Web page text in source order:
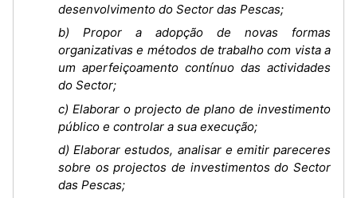
desenvolvimento do Sector das Pescas;
b) Propor a adopção de novas formas
organizativas e métodos de trabalho com vista a
um aperfeiçoamento contínuo das actividades
do Sector;
c) Elaborar o projecto de plano de investimento
público e controlar a sua execução;
d) Elaborar estudos, analisar e emitir pareceres
sobre os projectos de investimentos do Sector
das Pescas;